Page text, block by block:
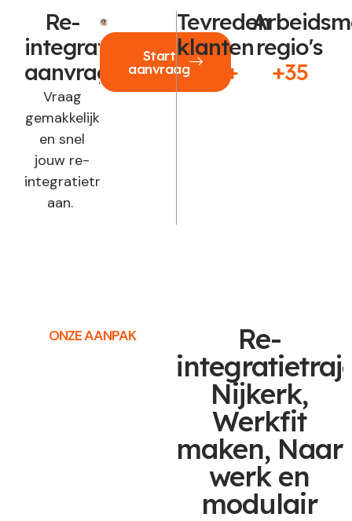
Re-
integratie
aanvragen?
Vraag
gemakkelijk
en snel
jouw re-
integratietraject
aan.
Start
aanvraag
Tevreden
klanten
250+
regio's
+35
ONZE AANPAK Re-
Nijkerk,
Werkfit
maken, Naar
werk en
modulair